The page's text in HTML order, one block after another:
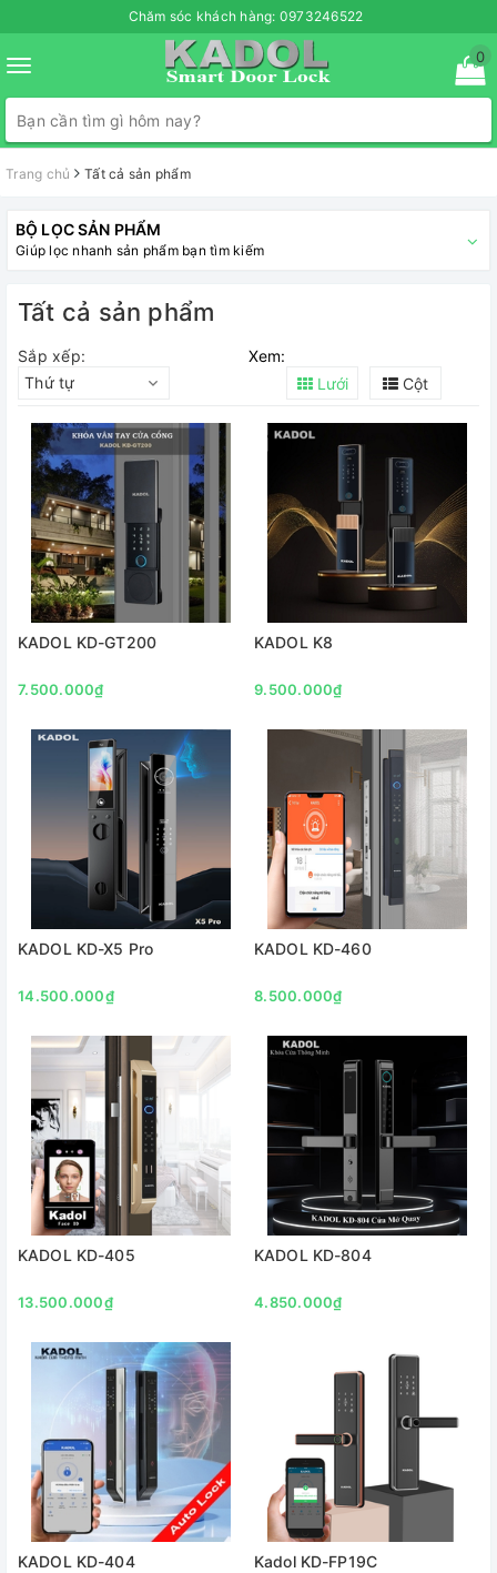
Chăm sóc khách hàng: 0973246522
Toggle
navigation
0
Trang chủ Tất cả sản phẩm
BỘ LỌC SẢN PHẨM
Giúp lọc nhanh sản phẩm bạn tìm kiếm
Tất cả sản phẩm
Sắp xếp:
Thứ tự
Xem:
Lưới
Cột
KADOL KD-GT200
7.500.000₫
KADOL K8
9.500.000₫
KADOL KD-X5 Pro
14.500.000₫
KADOL KD-460
8.500.000₫
KADOL KD-405
13.500.000₫
KADOL KD-804
4.850.000₫
KADOL KD-404 Kadol KD-FP19C